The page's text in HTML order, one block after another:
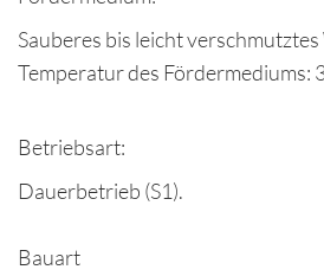
Sauberes bis leicht verschmutztes
Temperatur des Fördermediums:
Betriebsart:
Dauerbetrieb (S1).
Bauart